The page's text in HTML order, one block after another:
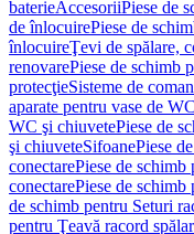
baterieAccesoriiPiese de
de înlocuirePiese de
înlocuireŢevi de spălare,
renovarePiese de schimb
protecţieSisteme de
aparate pentru vase de
WC şi chiuvetePiese de
şi chiuveteSifoanePiese
conectarePiese de schimb
conectarePiese de schimb
de schimb pentru Seturi
pentru Ţeavă racord